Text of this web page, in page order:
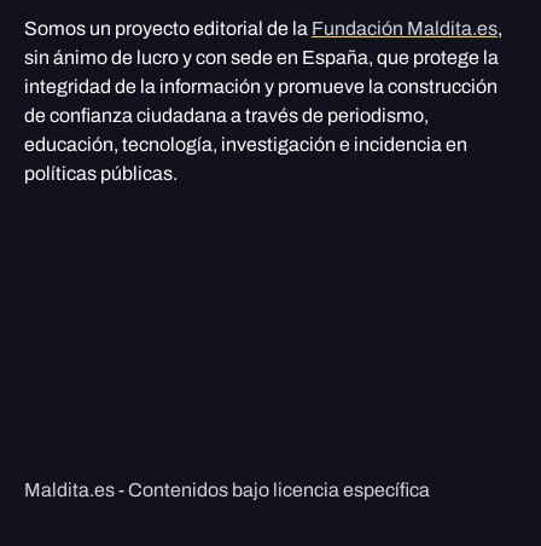
Somos un proyecto editorial de la Fundación Maldita.es,
sin ánimo de lucro y con sede en España, que protege la
integridad de la información y promueve la construcción
de confianza ciudadana a través de periodismo,
educación, tecnología, investigación e incidencia en
políticas públicas.
Maldita.es - Contenidos bajo licencia específica